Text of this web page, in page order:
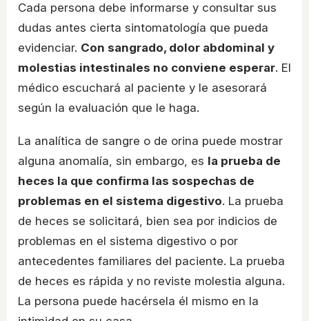
Cada persona debe informarse y consultar sus
dudas antes cierta sintomatología que pueda
evidenciar. Con sangrado, dolor abdominal y
molestias intestinales no conviene esperar. El
médico escuchará al paciente y le asesorará
según la evaluación que le haga.
La analítica de sangre o de orina puede mostrar
alguna anomalía, sin embargo, es la prueba de
heces la que confirma las sospechas de
problemas en el sistema digestivo. La prueba
de heces se solicitará, bien sea por indicios de
problemas en el sistema digestivo o por
antecedentes familiares del paciente. La prueba
de heces es rápida y no reviste molestia alguna.
La persona puede hacérsela él mismo en la